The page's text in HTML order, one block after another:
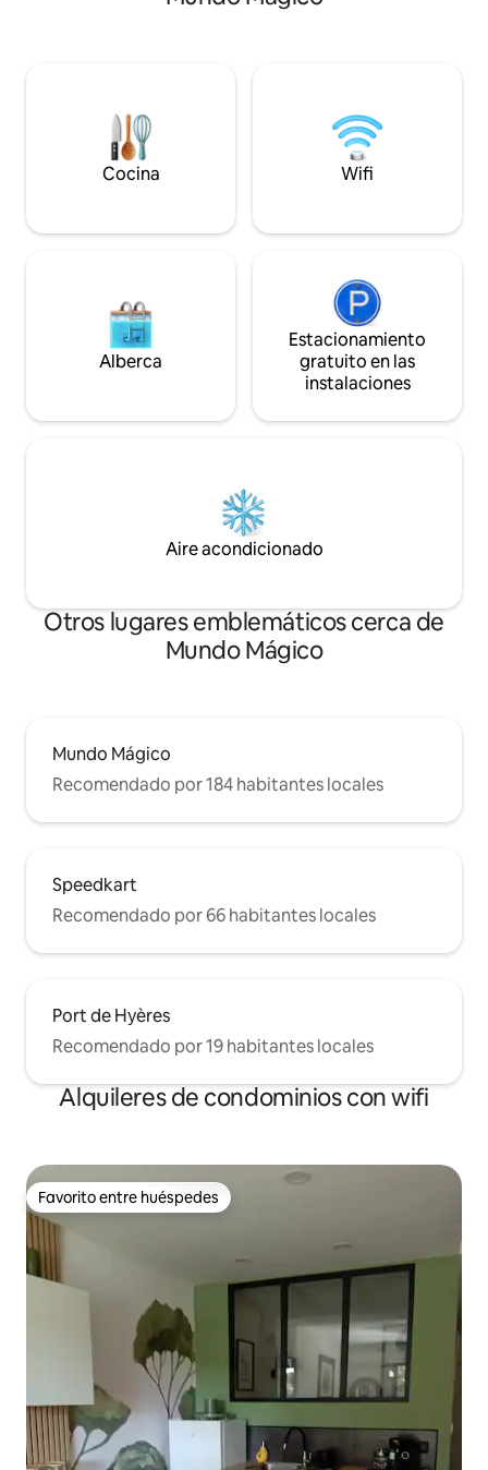
Canal+, Amazon Prime, Netflix... Opción:
suite principal adicional.
escapar en
vacaciones
Cocina Wifi
Alberca
Estacionamiento
gratuito en las
instalaciones
Aire acondicionado
Otros lugares emblemáticos cerca de
Mundo Mágico
Mundo Mágico
Recomendado por 184 habitantes locales
Speedkart
Recomendado por 66 habitantes locales
Port de Hyères
Recomendado por 19 habitantes locales
Alquileres de condominios con wifi
Favorito entre huéspedes
Favorito entre huéspedes